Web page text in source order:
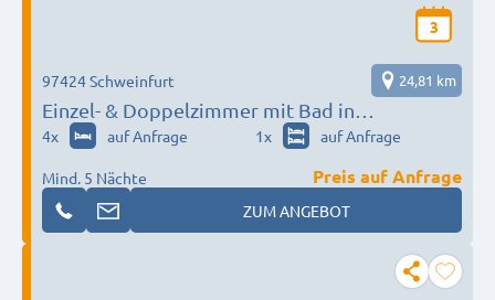
3
Einzel- & Doppelzimmer mit Bad in
Schweinfurt – WLAN & Parkplatz,
97424 Schweinfurt 24,81 km
4x auf Anfrage 1x auf Anfrage
Mind. 5 Nächte
Preis auf Anfrage
ZUM ANGEBOT